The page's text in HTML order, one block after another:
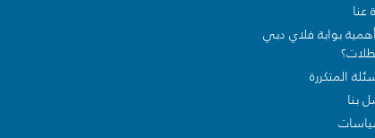
عنا
بوابة فلاي دبي
المتكررة
بنا